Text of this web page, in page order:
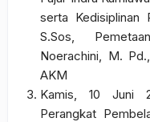
serta Kedisiplinan
S.Sos,
Noerachini, M.
AKM
Kamis, 10 Juni
Perangkat